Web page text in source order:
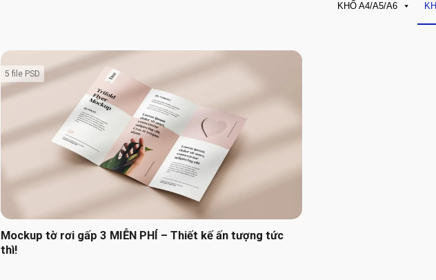
KHỔ A4/A5/A6
Mockup tờ rơi gấp 3 MIỄN PHÍ – Thiết kế ấn tượng tức
thì!
5 file PSD